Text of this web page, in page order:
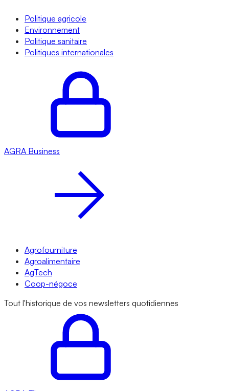
Politique agricole
Environnement
Politique sanitaire
Politiques internationales
AGRA Business
Agrofourniture
Agroalimentaire
AgTech
Coop-négoce
Tout l'historique de vos newsletters quotidiennes